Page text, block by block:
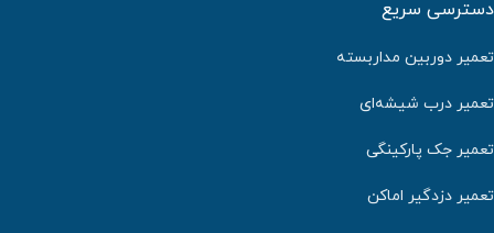
دسترسی سریع
تعمیر دوربین مداربسته
تعمیر درب شیشه‌ای
تعمیر جک پارکینگی
تعمیر دزدگیر اماکن